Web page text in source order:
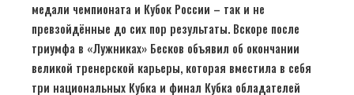
медали чемпионата и Кубок России – так и не
превзойдённые до сих пор результаты. Вскоре после
триумфа в «Лужниках» Бесков объявил об окончании
великой тренерской карьеры, которая вместила в себя
три национальных Кубка и финал Кубка обладателей